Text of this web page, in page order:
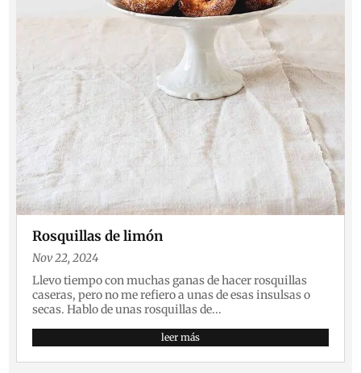
Rosquillas de limón
Nov 22, 2024
Llevo tiempo con muchas ganas de hacer rosquillas
caseras, pero no me refiero a unas de esas insulsas o
secas. Hablo de unas rosquillas de...
leer más